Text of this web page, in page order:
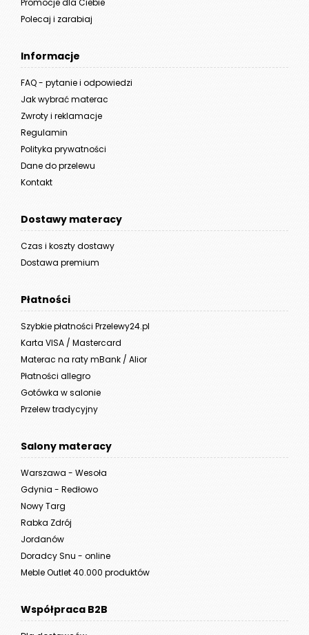
Promocje dla Ciebie
Polecaj i zarabiaj
Informacje
FAQ - pytanie i odpowiedzi
Jak wybrać materac
Zwroty i reklamacje
Regulamin
Polityka prywatności
Dane do przelewu
Kontakt
Dostawy materacy
Czas i koszty dostawy
Dostawa premium
Płatności
Szybkie płatności Przelewy24.pl
Karta VISA / Mastercard
Materac na raty mBank / Alior
Płatności allegro
Gotówka w salonie
Przelew tradycyjny
Salony materacy
Warszawa - Wesoła
Gdynia - Redłowo
Nowy Targ
Rabka Zdrój
Jordanów
Doradcy Snu - online
Meble Outlet 40.000 produktów
Współpraca B2B